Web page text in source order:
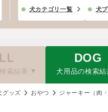
犬カテゴリ一覧 犬
索結果
DOG
犬用品の検索結
グッズ おやつ ジャーキー（肉・